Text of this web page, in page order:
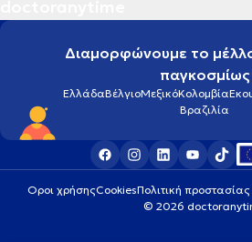
Διαμορφώνουμε το
παγκοσμίως
ΕλλάδαΒέλγιοΜεξικόΚολομβία
Βραζιλία
Οροι χρήσηςCookiesΠολιτική
© 2026